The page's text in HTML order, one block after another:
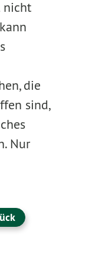
nicht
die
sind,
Nur